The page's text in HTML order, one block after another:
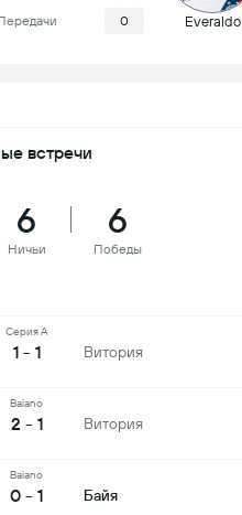
0 Everaldo
встречи
6
Ничьи
6
Победы
Серия А
1 - 1 Витория
Baiano
2 - 1 Витория
Baiano
0 - 1 Байя